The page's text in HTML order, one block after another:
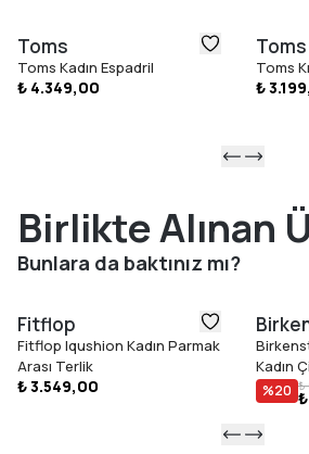
Vegan malzeme yapısı
Üst Malzeme: Heritage Canvas (%68 jüt,
Tabanlık: Çıkarılamayan CloudBound™
Taban Yüksekliği: Yaklaşık ¾ inç
TOMS satın alımlarınız, çocukların
destekleyen projelere katkı sağlamaya
hedefler.
Toms
Toms Kadın Espadril
₺ 4.349,00
Toms
Toms
₺
Birlikte Alınan
Bunlara da baktınız mı?
Fitflop
Fitflop Iqushion Kadın Parmak
Arası Terlik
₺ 3.549,00
Kadın
%20 ₺